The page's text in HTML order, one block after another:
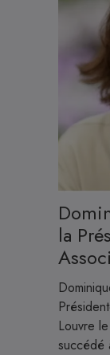
Dominique de Font-Réaulx,
la
Louvre
succédé